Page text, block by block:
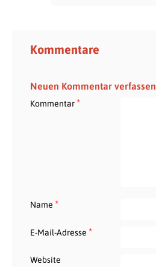
Kommentare
Neuen Kommentar verfassen
Kommentar*
Name *
E-Mail-Adresse *
Website